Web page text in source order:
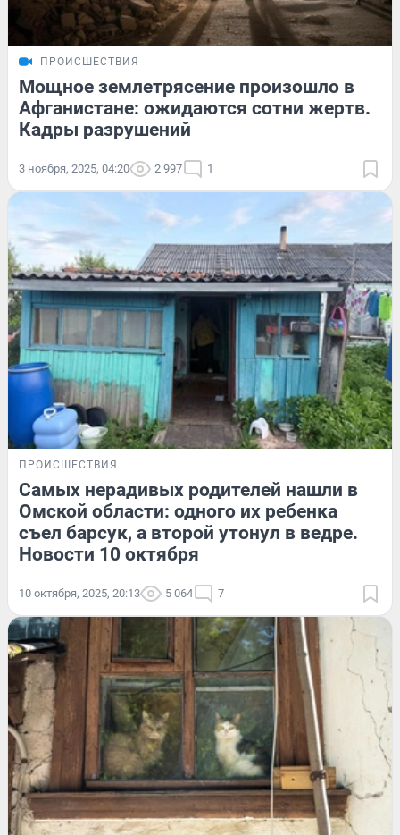
ПРОИСШЕСТВИЯ
Мощное землетрясение произошло в
Афганистане: ожидаются сотни жертв.
Кадры разрушений
3 ноября, 2025, 04:20 2 997 1
ПРОИСШЕСТВИЯ
Самых нерадивых родителей нашли в
Омской области: одного их ребенка
съел барсук, а второй утонул в ведре.
Новости 10 октября
10 октября, 2025, 20:13 5 064 7